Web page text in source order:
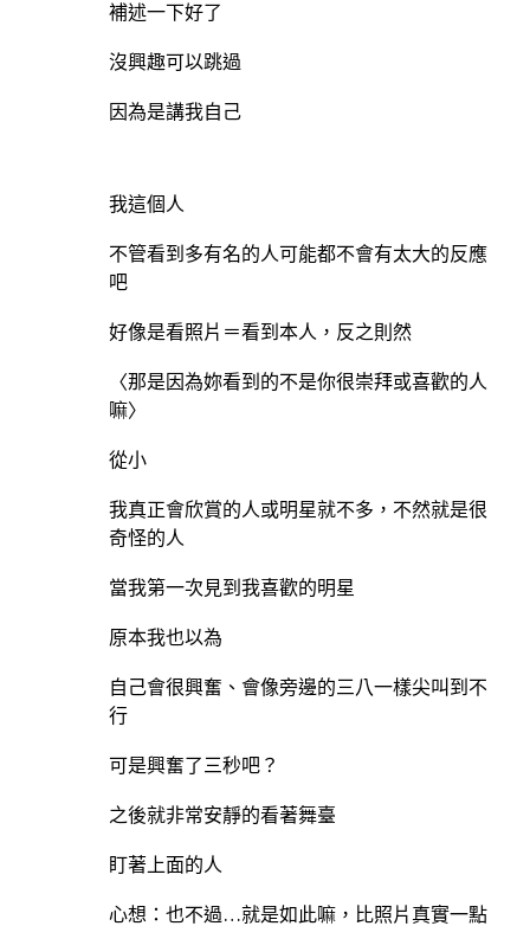
補述一下好了
沒興趣可以跳過
因為是講我自己
我這個人
不管看到多有名的人可能都不會有太大的反應
吧
好像是看照片＝看到本人，反之則然
〈那是因為妳看到的不是你很崇拜或喜歡的人
嘛〉
從小
我真正會欣賞的人或明星就不多，不然就是很
奇怪的人
當我第一次見到我喜歡的明星
原本我也以為
自己會很興奮、會像旁邊的三八一樣尖叫到不
行
可是興奮了三秒吧？
之後就非常安靜的看著舞臺
盯著上面的人
心想：也不過…就是如此嘛，比照片真實一點